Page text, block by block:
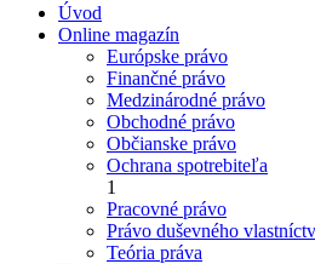
Úvod
Online magazín
Európske právo
Finančné právo
Medzinárodné právo
Obchodné právo
Občianske právo
Ochrana spotrebiteľa
1
Pracovné právo
Právo duševného
Teória práva